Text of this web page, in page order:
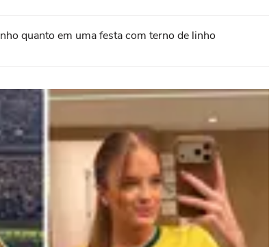
quanto em uma festa com terno de linho